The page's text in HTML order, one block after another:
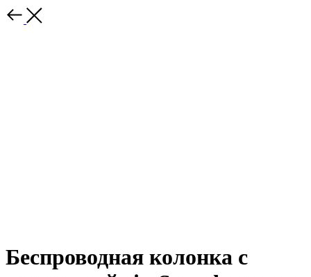
Беспроводная колонка с